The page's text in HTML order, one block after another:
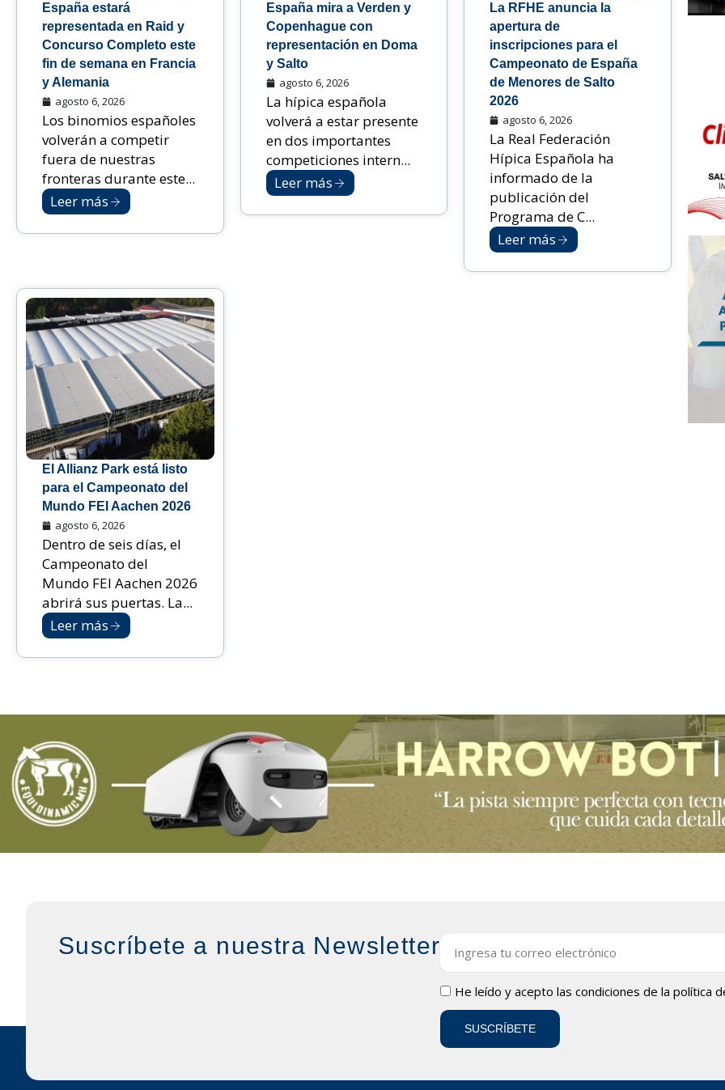
España estará
representada en Raid y
Concurso Completo este
fin de semana en Francia
y Alemania
agosto 6, 2026
Los binomios españoles
volverán a competir
fuera de nuestras
fronteras durante este...
Leer más
España mira a Verden y
Copenhague con
representación en Doma
y Salto
agosto 6, 2026
La hípica española
volverá a estar presente
en dos importantes
competiciones intern...
Leer más
La RFHE anuncia la
apertura de
inscripciones para el
Campeonato de España
de Menores de Salto
2026
agosto 6, 2026
La Real Federación
Hípica Española ha
informado de la
publicación del
Programa de C...
Leer más
El Allianz Park está listo
para el Campeonato del
Mundo FEI Aachen 2026
agosto 6, 2026
Dentro de seis días, el
Campeonato del
Mundo FEI Aachen 2026
abrirá sus puertas. La...
Leer más
Suscríbete a nuestra Newsletter
LOPDHe leído y acepto las condiciones de lapolítica
SUSCRÍBETE